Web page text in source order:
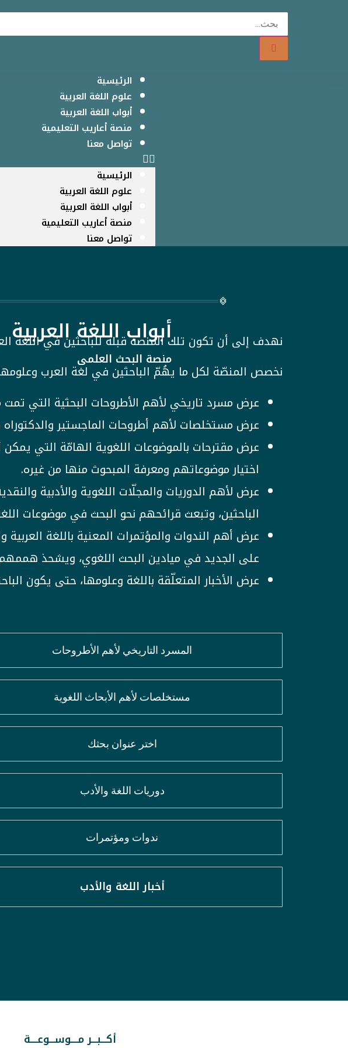
الرئيسية
علوم اللغة العربية
أبواب اللغة العربية
منصة أعاريب التعليمية
تواصل معنا
الرئيسية
علوم اللغة العربية
أبواب اللغة العربية
منصة أعاريب التعليمية
تواصل معنا
منصة البحث العلمى
أبواب اللغة العربية
نهدف إلى أن تكون تلك المنصة قبلة للباحثين في اللغة
نخصص المنصّة لكل ما يهُمّ الباحثين في لغة العرب وعلومها
عرض مسرد تاريخي لأهم الأطروحات البحثية التي
عرض مستخلصات لأهم أطروحات الماجستير والدكتوراه
عرض مقترحات بالموضوعات اللغوية الهامّة التي
اختيار موضوعاتهم ومعرفة المبحوث منها من غيره.
عرض لأهم الدوريات والمجلّات اللغوية والأدبية
الباحثين، وتبعث قرائحهم نحو البحث في موضوعات
عرض أهم الندوات والمؤتمرات المعنية باللغة
على الجديد في ميادين البحث اللغوي، ويشحذ
عرض الأخبار المتعلّقة باللغة وعلومها، حتى يكون
المسرد التاريخي لأهم الأطروحات
مستخلصات لأهم الأبحاث اللغوية
اختر عنوان بحثك
دوريات اللغة والأدب
ندوات ومؤتمرات
أخبار اللغة والأدب
أكـــبـــر مــــوســـوعــــة